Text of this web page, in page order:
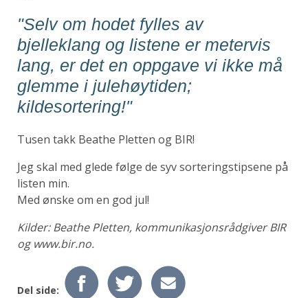
"Selv om hodet fylles av
bjelleklang og listene er metervis
lang, er det en oppgave vi ikke må
glemme i julehøytiden;
kildesortering!"
Tusen takk Beathe Pletten og BIR!
Jeg skal med glede følge de syv sorteringstipsene på
listen min.
Med ønske om en god jul!
Kilder: Beathe Pletten, kommunikasjonsrådgiver BIR
og www.bir.no.
Del side: